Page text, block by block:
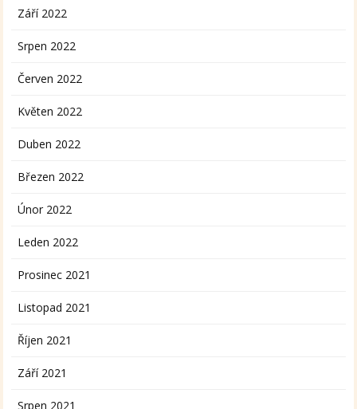
Září 2022
Srpen 2022
Červen 2022
Květen 2022
Duben 2022
Březen 2022
Únor 2022
Leden 2022
Prosinec 2021
Listopad 2021
Říjen 2021
Září 2021
Srpen 2021